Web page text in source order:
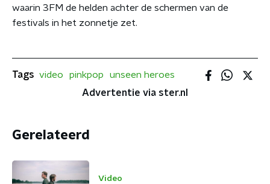
waarin 3FM de helden achter de schermen van de
festivals in het zonnetje zet.
Tags video pinkpop
unseen heroes
Advertentie via ster.nl
Gerelateerd
Video